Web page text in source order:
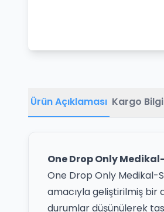
Ürün Açıklaması Kargo
One Drop Only
One Drop Only Medikal-
amacıyla geliştirilmiş bir
durumlar düşünülerek